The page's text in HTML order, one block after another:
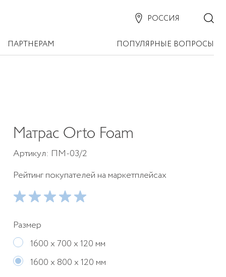
РОССИЯ
ПАРТНЕРАМ ПОПУЛЯРНЫЕ ВОПРОСЫ
Матрас Orto Foam
Артикул: ПМ-03/2
Рейтинг покупателей на маркетплейсах
Размер
1600 х 700 х 120 мм
1600 х 800 х 120 мм